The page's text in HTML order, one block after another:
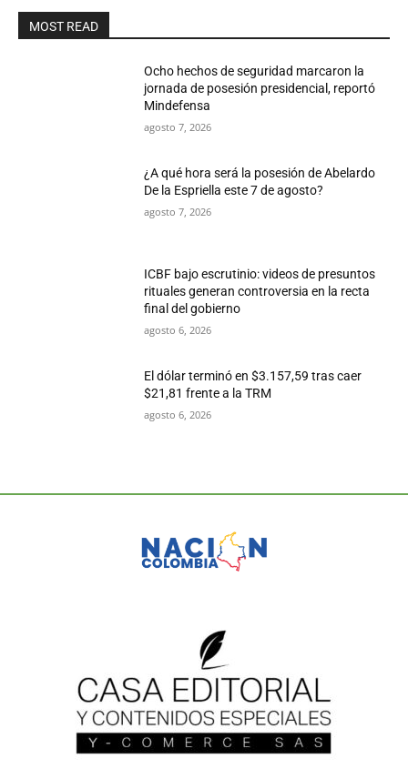
MOST READ
Ocho hechos de seguridad marcaron la
jornada de posesión presidencial, reportó
Mindefensa
agosto 7, 2026
¿A qué hora será la posesión de Abelardo
De la Espriella este 7 de agosto?
agosto 7, 2026
ICBF bajo escrutinio: videos de presuntos
rituales generan controversia en la recta
final del gobierno
agosto 6, 2026
El dólar terminó en $3.157,59 tras caer
$21,81 frente a la TRM
agosto 6, 2026